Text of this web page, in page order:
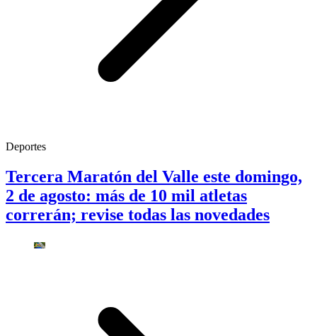
Deportes
Tercera Maratón del Valle este domingo,
2 de agosto: más de 10 mil atletas
correrán; revise todas las novedades